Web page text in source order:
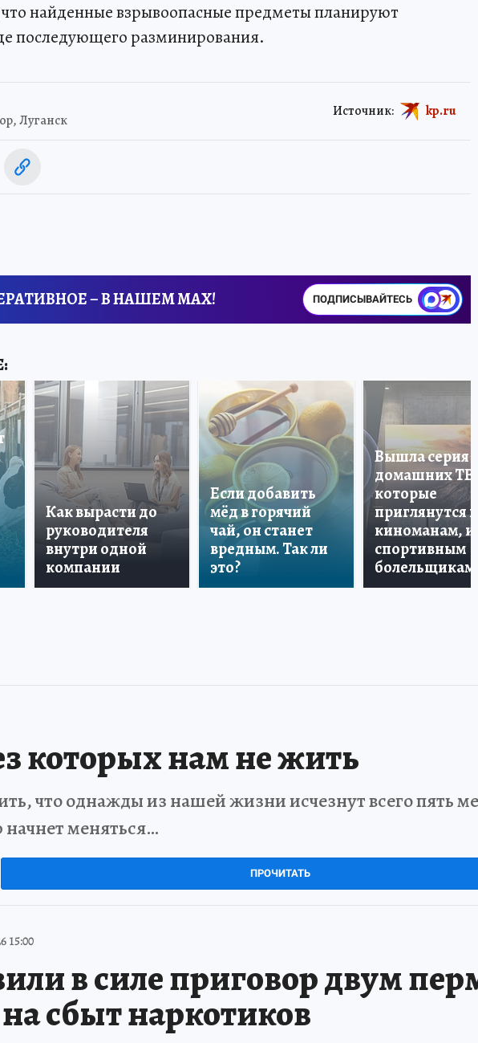
найденные взрывоопасные предметы планируют
последующего разминирования.
Луганск
Источник: kp.ru
– В НАШЕМ MAX! ПОДПИСЫВАЙТЕСЬ
Как вырасти до
руководителя
внутри одной
компании
Если добавить
мёд в горячий
чай, он станет
вредным. Так ли
это?
Вышла серия
домашних ТВ,
которые
приглянутся и
киноманам, и
спортивным
болельщикам
которых нам не жить
что однажды из нашей жизни исчезнут всего пять
меняться…
ПРОЧИТАТЬ
15:00
в силе приговор двум
сбыт наркотиков